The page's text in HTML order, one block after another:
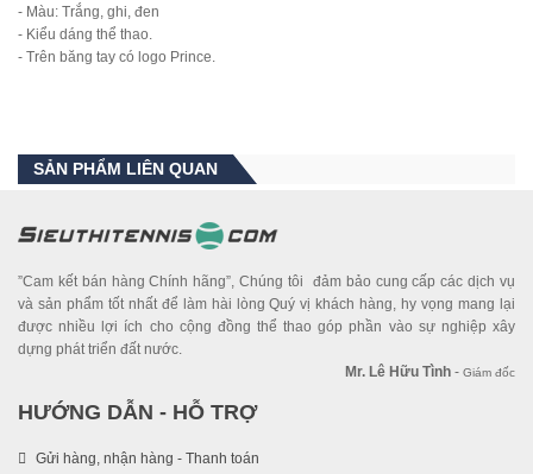
- Màu: Trắng, ghi, đen
- Kiểu dáng thể thao.
- Trên băng tay có logo Prince.
SẢN PHẨM LIÊN QUAN
”Cam kết bán hàng Chính hãng”, Chúng tôi đảm bảo cung cấp các dịch vụ
và sản phẩm tốt nhất để làm hài lòng Quý vị khách hàng, hy vọng mang lại
được nhiều lợi ích cho cộng đồng thể thao góp phần vào sự nghiệp xây
dựng phát triển đất nước.
Mr. Lê Hữu Tình - Giám đốc
HƯỚNG DẪN - HỖ TRỢ
Gửi hàng, nhận hàng - Thanh toán